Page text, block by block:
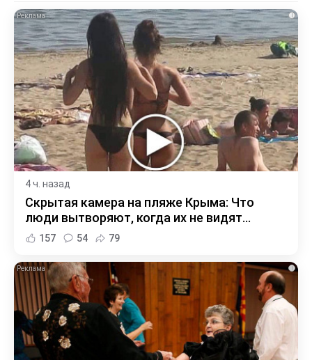
i
4 ч. назад
Скрытая камера на пляже Крыма: Что
люди вытворяют, когда их не видят...
157 54 79
i